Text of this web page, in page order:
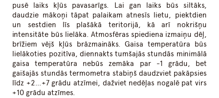
pusē laiks kļūs pavasarīgs. Lai gan laiks būs siltāks,
daudzie mākoņi tāpat palaikam atnesīs lietu, piektdien
un sestdien līs plašākā teritorijā, kā arī nokrišņu
intensitāte būs lielāka. Atmosfēras spiediena izmaiņu dēļ,
brīžiem vējš kļūs brāzmaināks. Gaisa temperatūra būs
lielākoties pozitīva, diennakts tumšajās stundās minimālā
gaisa temperatūra nebūs zemāka par -1 grādu, bet
gaišajās stundās termometra stabiņš daudzviet pakāpsies
līdz +2…+7 grādu atzīmei, dažviet nedēļas nogalē pat virs
+10 grādu atzīmes.